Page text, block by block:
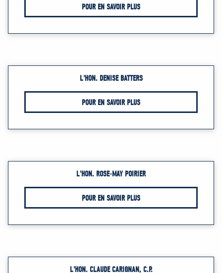
POUR EN SAVOIR PLUS
L'HON. DENISE BATTERS
POUR EN SAVOIR PLUS
L'HON. ROSE-MAY POIRIER
POUR EN SAVOIR PLUS
L'HON. CLAUDE CARIGNAN, C.P.